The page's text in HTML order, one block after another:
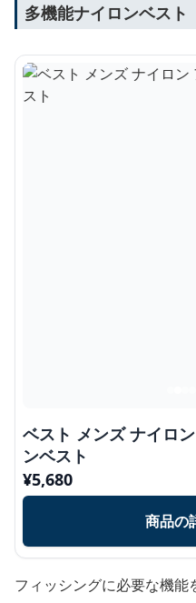
多機能ナイロンベスト
ベスト メンズ ナイロ
ンベスト
¥5,680
商品の
フィッシングに必要な機